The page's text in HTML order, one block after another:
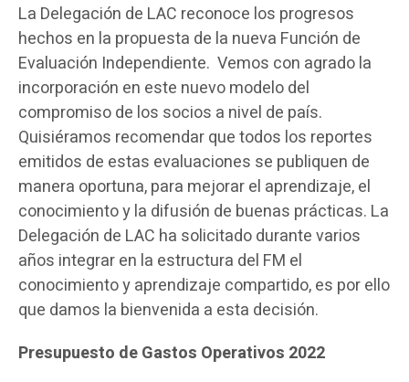
La Delegación de LAC reconoce los progresos
hechos en la propuesta de la nueva Función de
Evaluación Independiente. Vemos con agrado la
incorporación en este nuevo modelo del
compromiso de los socios a nivel de país.
Quisiéramos recomendar que todos los reportes
emitidos de estas evaluaciones se publiquen de
manera oportuna, para mejorar el aprendizaje, el
conocimiento y la difusión de buenas prácticas. La
Delegación de LAC ha solicitado durante varios
años integrar en la estructura del FM el
conocimiento y aprendizaje compartido, es por ello
que damos la bienvenida a esta decisión.
Presupuesto de Gastos Operativos 2022